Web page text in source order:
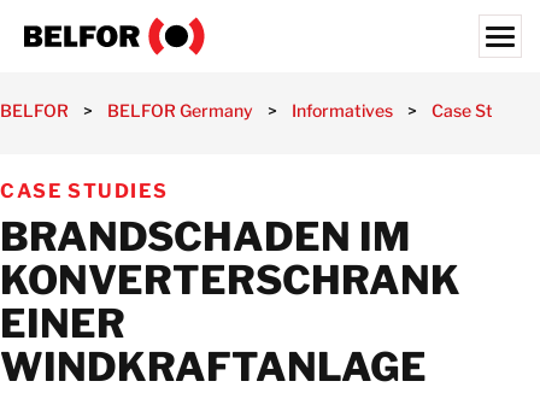
UNSERE LEISTUNGEN
SPEZIAL-BRANCHEN
INFORMATIVES
JOBS
BELFOR > BELFOR Germany > Informatives > Case Studies
CASE STUDIES
BRANDSCHADEN IM
KONVERTERSCHRANK
EINER
WINDKRAFTANLAGE